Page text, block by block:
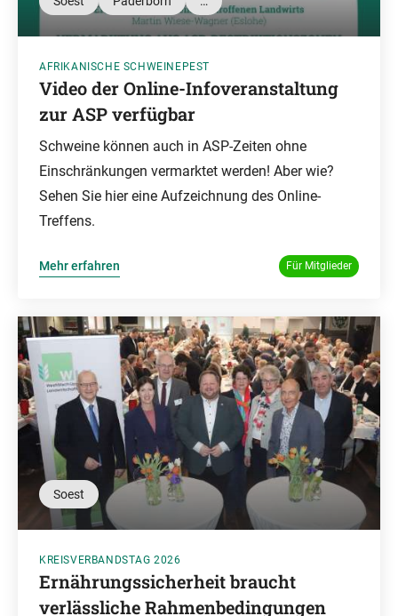
AFRIKANISCHE SCHWEINEPEST
Video der Online-Infoveranstaltung
zur ASP verfügbar
Schweine können auch in ASP-Zeiten ohne
Einschränkungen vermarktet werden! Aber wie?
Sehen Sie hier eine Aufzeichnung des Online-
Treffens.
Mehr erfahren Für Mitglieder
Soest
KREISVERBANDSTAG 2026
Ernährungssicherheit braucht
verlässliche Rahmenbedingungen